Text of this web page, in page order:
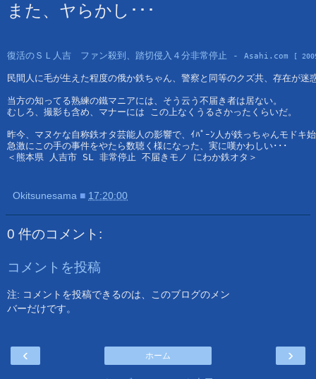
また、ヤらかし･･･
復活のＳＬ人吉　ファン殺到、踏切侵入４分非常停止 - Asahi.com [
民間人に毛が生えた程度の俄か鉄ちゃん、警察と同等のクズ共、存在が迷
当方の知ってる熟練の鐵マニアには、そう云う不届き者は居ない。
むしろ、撮影も含め、マナーには この上なくうるさかったくらいだ。
昨今、マヌケな自称鉄オタ芸能人の影響で、ｲﾊﾟｰﾝ人が鉄っちゃんモドキ
急激にこの手の事件をやたら数聴く様になった、実に嘆かわしい･･･
＜熊本県 人吉市 SL 非常停止 不届きモノ にわか鉄オタ＞
Okitsunesama ■ 17:20:00
0 件のコメント:
コメントを投稿
注: コメントを投稿できるのは、このブログのメン
バーだけです。
‹ ›
ホーム